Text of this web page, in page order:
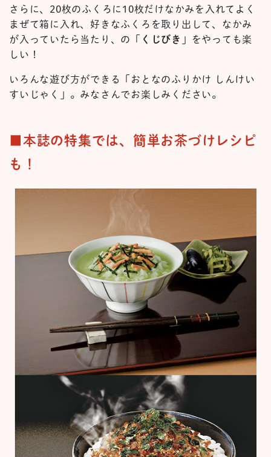
さらに、20枚のふくろに10枚だけなかみを入れてよく
まぜて箱に入れ、好きなふくろを取り出して、なかみ
が入っていたら当たり、の「
くじびき 」をやっても楽
しい！
いろんな遊び方ができる「おとなのふりかけ しんけい
すいじゃく」。みなさんでお楽しみください。
■本誌の特集では、簡単お茶づけレシピ
も！